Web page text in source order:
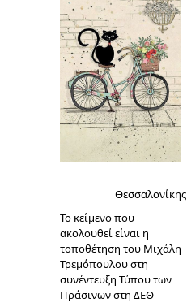
Θεσσαλονίκης
Το κείμενο που
ακολουθεί είναι η
τοποθέτηση του Μιχάλη
Τρεμόπουλουστη
συνέντευξη Τύπου των
Πράσινων στη ΔΕΘ